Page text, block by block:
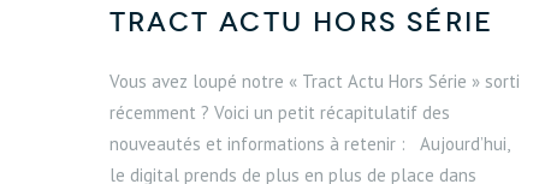
Tract Actu Hors Série
Vous avez loupé notre « Tract Actu Hors Série » sorti
récemment ? Voici un petit récapitulatif des
nouveautés et informations à retenir : Aujourd’hui,
le digital prends de plus en plus de place dans